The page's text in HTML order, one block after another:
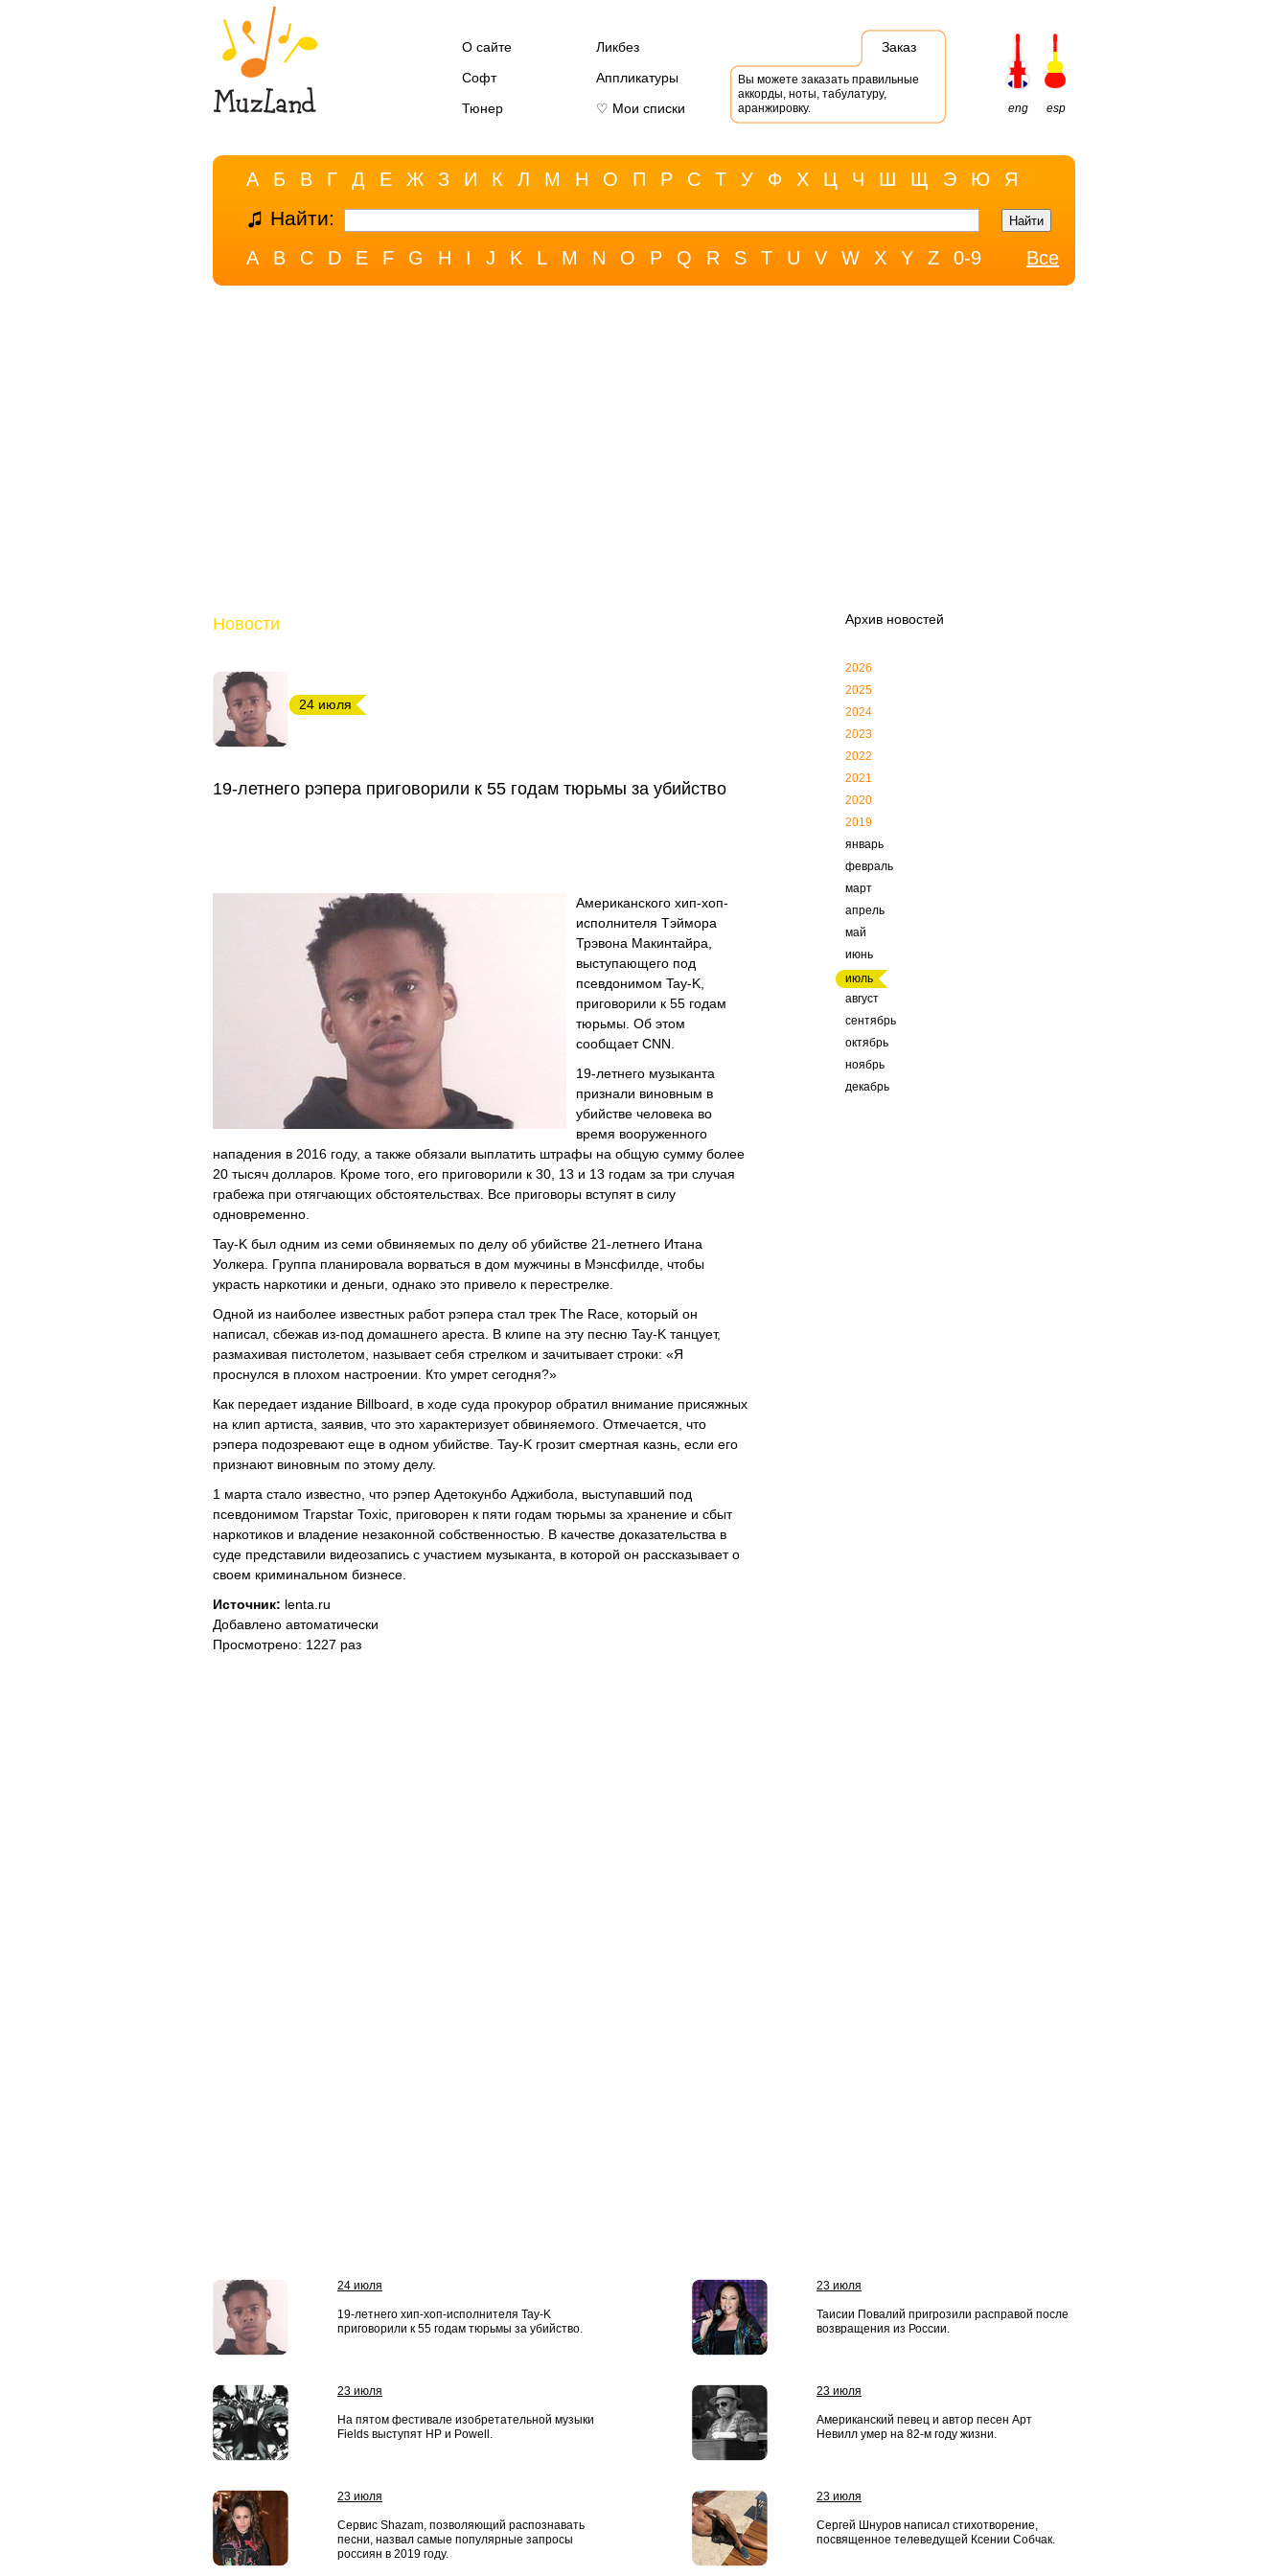
О сайте
Ликбез
Софт
Аппликатуры
Тюнер
♡ Мои списки
Заказ
Вы можете заказать правильные
аккорды, ноты, табулатуру,
аранжировку.
eng esp
А Б В Г Д Е Ж З И К Л М Н О П Р С Т У Ф Х Ц Ч Ш Щ Э Ю Я
Найти:
A B C D E F G H I J K L M N O P Q R S T U V W X Y Z 0-9 Все
Новости
24 июля
19-летнего рэпера приговорили к 55 годам тюрьмы за убийство
Американского хип-хоп-
исполнителя Tэймора
Трэвона Макинтайра,
выступающего под
псевдонимом Tay-K,
приговорили к 55 годам
тюрьмы. Об этом
сообщает CNN.
19-летнего музыканта
признали виновным в
убийстве человека во
время вооруженного
нападения в 2016 году, а также обязали выплатить штрафы на общую сумму более
20 тысяч долларов. Кроме того, его приговорили к 30, 13 и 13 годам за три случая
грабежа при отягчающих обстоятельствах. Все приговоры вступят в силу
одновременно.
Tay-K был одним из семи обвиняемых по делу об убийстве 21-летнего Итана
Уолкера. Группа планировала ворваться в дом мужчины в Мэнсфилде, чтобы
украсть наркотики и деньги, однако это привело к перестрелке.
Одной из наиболее известных работ рэпера стал трек The Race, который он
написал, сбежав из-под домашнего ареста. В клипе на эту песню Tay-K танцует,
размахивая пистолетом, называет себя стрелком и зачитывает строки: «Я
проснулся в плохом настроении. Кто умрет сегодня?»
Как передает издание Billboard, в ходе суда прокурор обратил внимание присяжных
на клип артиста, заявив, что это характеризует обвиняемого. Отмечается, что
рэпера подозревают еще в одном убийстве. Tay-K грозит смертная казнь, если его
признают виновным по этому делу.
1 марта стало известно, что рэпер Адетокунбо Аджибола, выступавший под
псевдонимом Trapstar Toxic, приговорен к пяти годам тюрьмы за хранение и сбыт
наркотиков и владение незаконной собственностью. В качестве доказательства в
суде представили видеозапись с участием музыканта, в которой он рассказывает о
своем криминальном бизнесе.
Источник: lenta.ru
Добавлено автоматически
Просмотрено: 1227 раз
Архив новостей
2026
2025
2024
2023
2022
2021
2020
2019
январь
февраль
март
апрель
май
июнь
июль
август
сентябрь
октябрь
ноябрь
декабрь
24 июля
19-летнего хип-хоп-исполнителя Tay-K
приговорили к 55 годам тюрьмы за убийство.
23 июля
Таисии Повалий пригрозили расправой после
возвращения из России.
23 июля
На пятом фестивале изобретательной музыки
Fields выступят HP и Powell.
23 июля
Американский певец и автор песен Арт
Невилл умер на 82-м году жизни.
23 июля
Сервис Shazam, позволяющий распознавать
песни, назвал самые популярные запросы
россиян в 2019 году.
23 июля
Сергей Шнуров написал стихотворение,
посвященное телеведущей Ксении Собчак.